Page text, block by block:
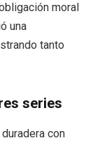
moral
una
tanto
series
con